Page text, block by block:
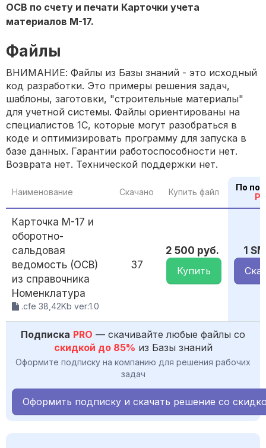
ОСВ по счету и печати Карточки учета
материалов М-17.
Файлы
ВНИМАНИЕ: Файлы из Базы знаний - это исходный
код разработки. Это примеры решения задач,
шаблоны, заготовки, "строительные материалы"
для учетной системы. Файлы ориентированы на
специалистов 1С, которые могут разобраться в
коде и оптимизировать программу для запуска в
базе данных. Гарантии работоспособности нет.
Возврата нет. Технической поддержки нет.
Наименование Скачано Купить файл
По
Карточка М-17 и
оборотно-
сальдовая
ведомость (ОСВ)
из справочника
Номенклатура
.cfe 38,42Kb ver:1.0
37
2 500 руб.
Купить
1 SM
Подписка PRO — скачивайте любые файлы со
скидкой до 85% из Базы знаний
Оформите подписку на компанию для решения рабочих
задач
Оформить подписку и скачать решение со